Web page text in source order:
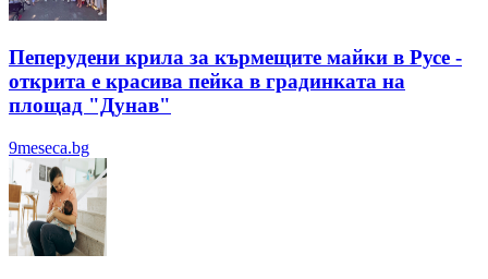
Пеперудени крила за кърмещите майки в Русе -
открита е красива пейка в градинката на
площад "Дунав"
9meseca.bg